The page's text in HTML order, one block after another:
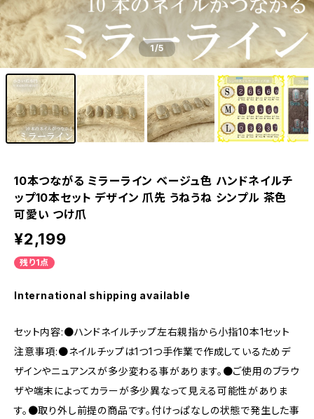
1/5
10本つながる ミラーライン ベージュ色 ハンドネイルチ
ップ10本セット デザイン 爪先 うねうね シンプル 茶色
可愛い つけ爪
¥2,199
残り1点
International shipping available
セット内容:●ハンドネイルチップ左右親指から小指10本1セット
注意事項:●ネイルチップは1つ1つ手作業で作成しているためデ
ザインやニュアンスが多少変わる事があります。●ご使用のブラウ
ザや端末によってカラーが多少異なって見える可能性がありま
す。●取り外し前提の商品です。付けっぱなしの状態で発生した事